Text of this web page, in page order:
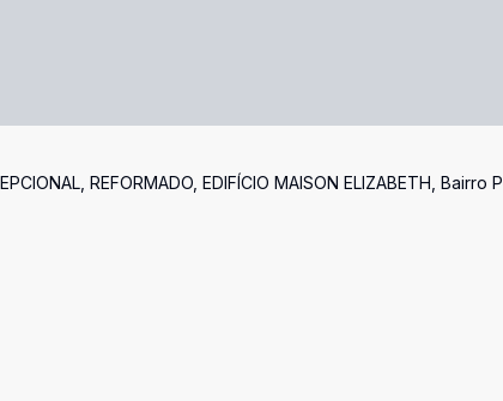
REFORMADO, EDIFÍCIO MAISON ELIZABETH, Bairro